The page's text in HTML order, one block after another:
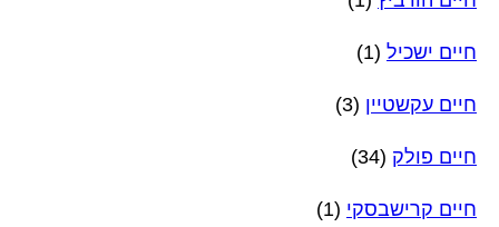
חיים ישכיל (1)
חיים עקשטיין (3)
חיים פולק (34)
חיים קרישבסקי (1)